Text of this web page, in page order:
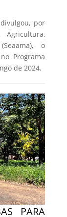
por
o
Programa
de 2024.
PARA